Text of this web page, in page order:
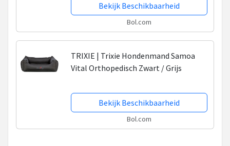
Bekijk Beschikbaarheid
Bol.com
TRIXIE | Trixie Hondenmand Samoa
Vital Orthopedisch Zwart / Grijs
Bekijk Beschikbaarheid
Bol.com